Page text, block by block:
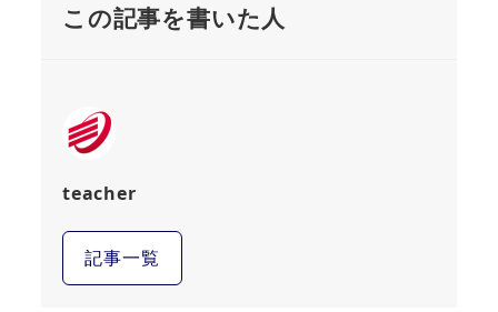
この記事を書いた人
teacher
記事一覧